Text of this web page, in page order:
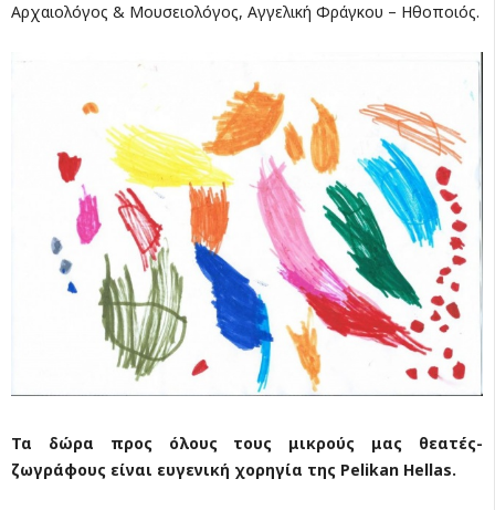
Αρχαιολόγος & Μουσειολόγος, Αγγελική Φράγκου – Ηθοποιός.
Τα δώρα προς όλους τους μικρούς μας θεατές-
ζωγράφους είναι ευγενική χορηγία της Pelikan Hellas.